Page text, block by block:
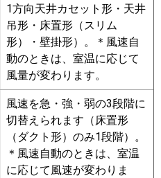
1方向天井カセット形・天井
吊形・床置形（スリム
形）・壁掛形）。＊風速自
動のときは、室温に応じて
風量が変わります。
風速を急・強・弱の3段階に
切替えられます（床置形
（ダクト形）のみ1段階）。
＊風速自動のときは、室温
に応じて風速が変わりま